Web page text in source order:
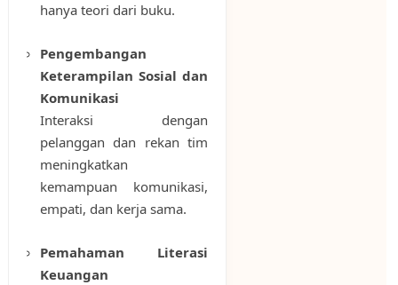
hanya teori dari buku.
Pengembangan
Keterampilan Sosial dan
Komunikasi
Interaksi dengan
pelanggan dan rekan tim
meningkatkan
kemampuan komunikasi,
empati, dan kerja sama.
Pemahaman Literasi
Keuangan